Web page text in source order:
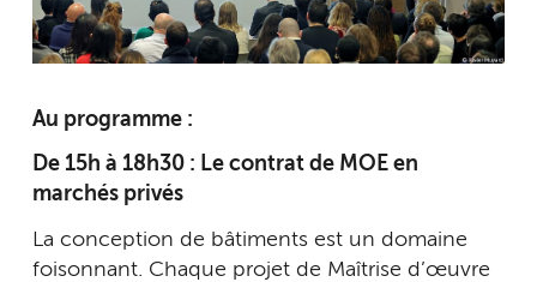
Au programme :
De 15h à 18h30 : Le contrat de MOE en
marchés privés
La conception de bâtiments est un domaine
foisonnant. Chaque projet de Maîtrise d’œuvre